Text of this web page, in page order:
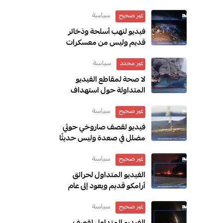
غير صحيح سياسة
فيديو لنهب أسلحة وذخائر
قديم وليس من معسكرات
غير محدد سياسة
لا صحة لمقاطع الفيديو
المتداولة حول استهداف
“وفاء”
غير صحيح سياسة
فيديو لقصف صاروخي حوثي
مضلل في صعدة وليس حديثًا
غير صحيح سياسة
الفيديو المتداول لحرائق
أرامكو قديم ويعود إلى عام
غير صحيح سياسة